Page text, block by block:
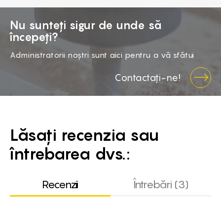
Nu sunteți sigur de unde să
începeți?
Administratorii noștri sunt aici pentru a vă sfătui
Contactați-ne!
Lăsați recenzia sau
întrebarea dvs.:
Recenzii Întrebări (3)